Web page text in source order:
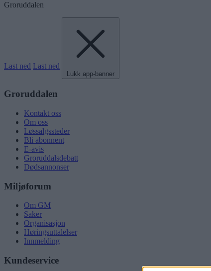
Groruddalen
Last ned Last ned
Lukk app-banner
Groruddalen
Kontakt oss
Om oss
Løssalgssteder
Bli abonnent
E-avis
Groruddalsdebatt
Dødsannonser
Miljøforum
Om GM
Saker
Organisasjon
Høringsuttalelser
Innmelding
Kundeservice